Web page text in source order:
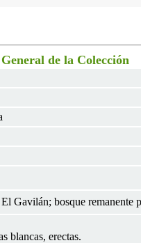
de la Colección
Gavilán; bosque
blancas, erectas.